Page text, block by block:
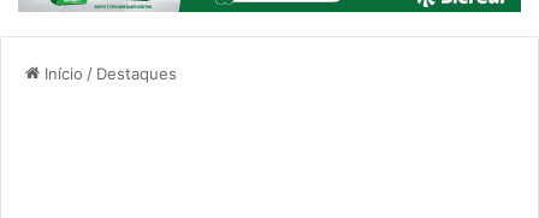
Início / Destaques